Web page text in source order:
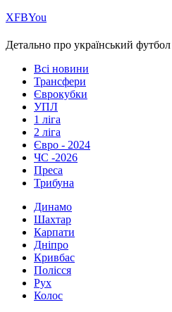
ХFBYou
Детально про український футбол
Всі новини
Трансфери
Єврокубки
УПЛ
1 ліга
2 ліга
Євро - 2024
ЧС -2026
Преса
Трибуна
Динамо
Шахтар
Карпати
Дніпро
Кривбас
Полісся
Рух
Колос